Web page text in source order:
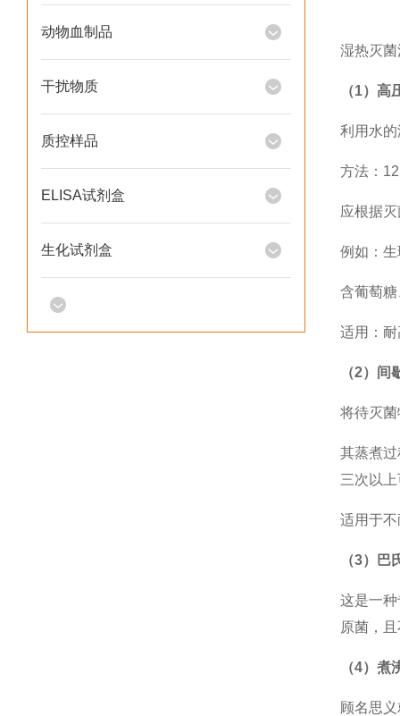
动物血制品
干扰物质
质控样品
ELISA试剂盒
生化试剂盒
湿热灭
（1）高
利用水
方法：
应根据
例如：
含葡萄
适用：
（2）间
将待灭
其蒸煮
三次以
适用于
（3）巴
这是一
原菌，
（4）煮
顾名思